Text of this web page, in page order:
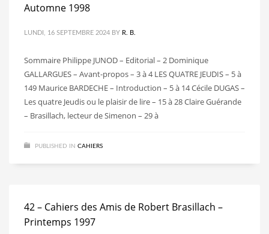
Automne 1998
LUNDI, 16 SEPTEMBRE 2024 BY R. B.
Sommaire Philippe JUNOD – Editorial – 2 Dominique
GALLARGUES – Avant-propos – 3 à 4 LES QUATRE JEUDIS – 5 à
149 Maurice BARDECHE – Introduction – 5 à 14 Cécile DUGAS –
Les quatre Jeudis ou le plaisir de lire – 15 à 28 Claire Guérande
– Brasillach, lecteur de Simenon – 29 à
PUBLISHED IN CAHIERS
42 – Cahiers des Amis de Robert Brasillach –
Printemps 1997